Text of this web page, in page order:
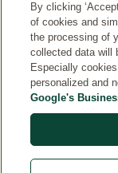
Информация
By clicking
of cookies and
the processing of
collected data will
Especially
personalized and
Google's